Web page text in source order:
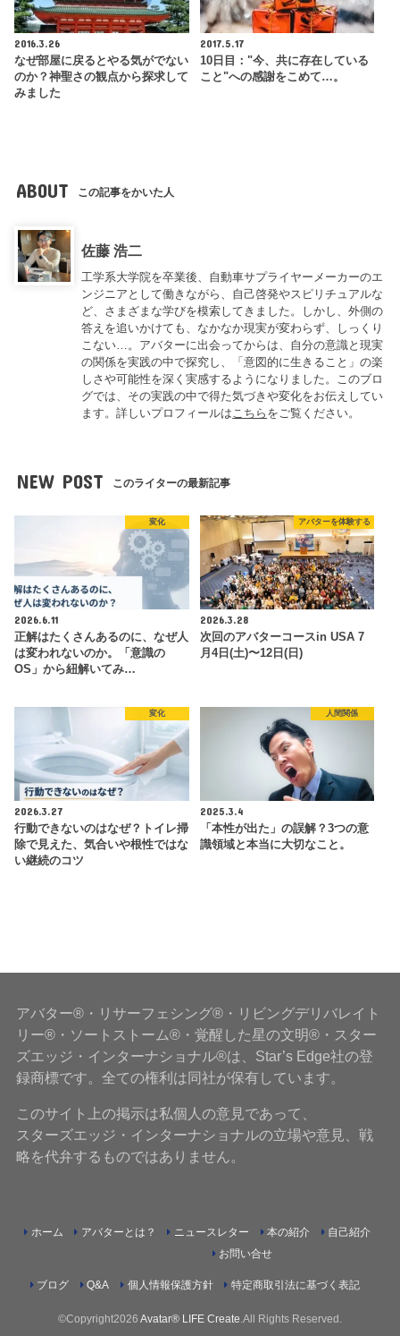
2016.3.26
なぜ部屋に戻るとやる気がでない
のか？神聖さの観点から探求して
みました
2017.5.17
10日目："今、共に存在している
こと"への感謝をこめて…。
ABOUT この記事をかいた人
佐藤 浩二
工学系大学院を卒業後、自動車サプライヤーメーカーのエ
ンジニアとして働きながら、自己啓発やスピリチュアルな
ど、さまざまな学びを模索してきました。しかし、外側の
答えを追いかけても、なかなか現実が変わらず、しっくり
こない…。アバターに出会ってからは、自分の意識と現実
の関係を実践の中で探究し、「意図的に生きること」の楽
しさや可能性を深く実感するようになりました。このブロ
グでは、その実践の中で得た気づきや変化をお伝えしてい
ます。詳しいプロフィールは こちら をご覧ください。
NEW POST このライターの最新記事
変化
2026.6.11
正解はたくさんあるのに、なぜ人
は変われないのか。「意識の
OS」から紐解いてみ…
アバターを体験する
2026.3.28
次回のアバターコースin USA 7
月4日(土)〜12日(日)
変化
2026.3.27
行動できないのはなぜ？トイレ掃
除で見えた、気合いや根性ではな
い継続のコツ
人間関係
2025.3.4
「本性が出た」の誤解？3つの意
識領域と本当に大切なこと。
アバター®・リサーフェシング®・リビングデリバレイト
リー®・ソートストーム®・覚醒した星の文明®・スター
ズエッジ・インターナショナル®は、Star’s Edge社の登
録商標です。全ての権利は同社が保有しています。
このサイト上の掲示は私個人の意見であって、
スターズエッジ・インターナショナルの立場や意見、戦
略を代弁するものではありません。
ホーム アバターとは？ ニュースレター 本の紹介 自己紹介
ブログ Q&A
お問い合せ
個人情報保護方針 特定商取引法に基づく表記
©Copyright2026 Avatar® LIFE Create .All Rights Reserved.